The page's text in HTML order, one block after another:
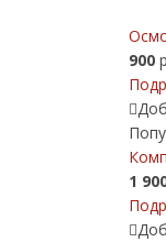
900
1